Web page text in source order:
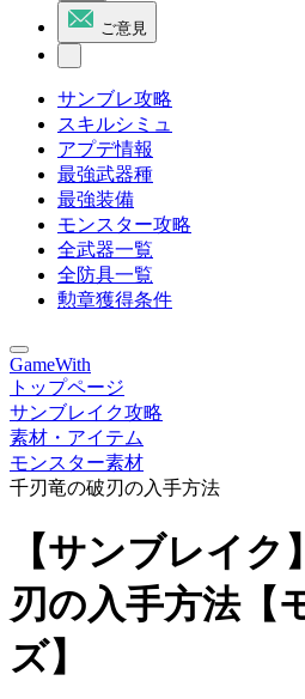
ご意見
サンブレ攻略
スキルシミュ
アプデ情報
最強武器種
最強装備
モンスター攻略
全武器一覧
全防具一覧
勲章獲得条件
GameWith
トップページ
サンブレイク攻略
素材・アイテム
モンスター素材
千刃竜の破刃の入手方法
【サンブレイク
刃の入手方法【
ズ】